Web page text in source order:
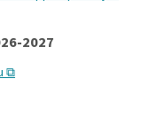
2027